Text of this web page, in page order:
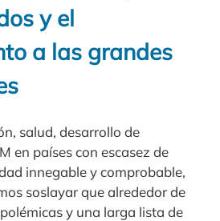
y el
a las grandes
salud, desarrollo de
en países con escasez de
innegable y comprobable,
soslayar que alrededor de
y una larga lista de